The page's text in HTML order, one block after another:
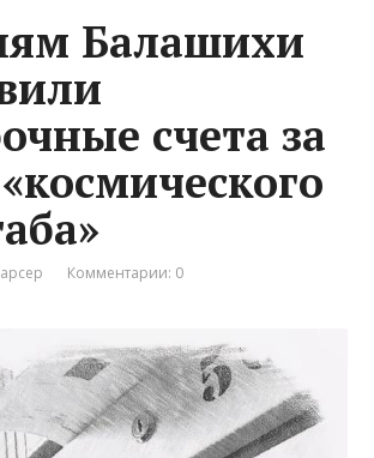
Балашихи
счета за
Комментарии: 0